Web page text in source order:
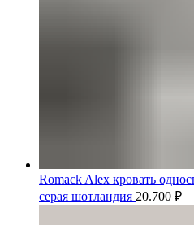
Romack Alex кровать
серая шотландия 20.700 ₽